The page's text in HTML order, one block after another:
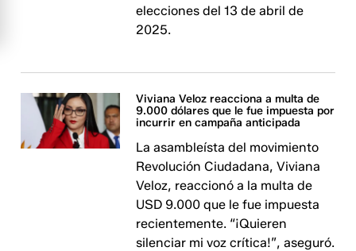
elecciones del 13 de abril de
2025.
Viviana Veloz reacciona a multa de
9.000 dólares que le fue impuesta por
incurrir en campaña anticipada
La asambleísta del movimiento
Revolución Ciudadana, Viviana
Veloz, reaccionó a la multa de
USD 9.000 que le fue impuesta
recientemente. “¡Quieren
silenciar mi voz crítica!”, aseguró.